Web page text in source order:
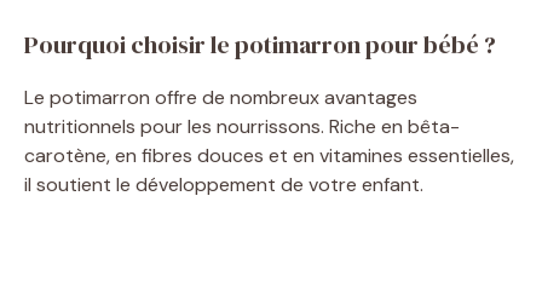
Pourquoi choisir le potimarron pour bébé ?
Le potimarron offre de nombreux avantages
nutritionnels pour les nourrissons. Riche en bêta-
carotène, en fibres douces et en vitamines essentielles,
il soutient le développement de votre enfant.